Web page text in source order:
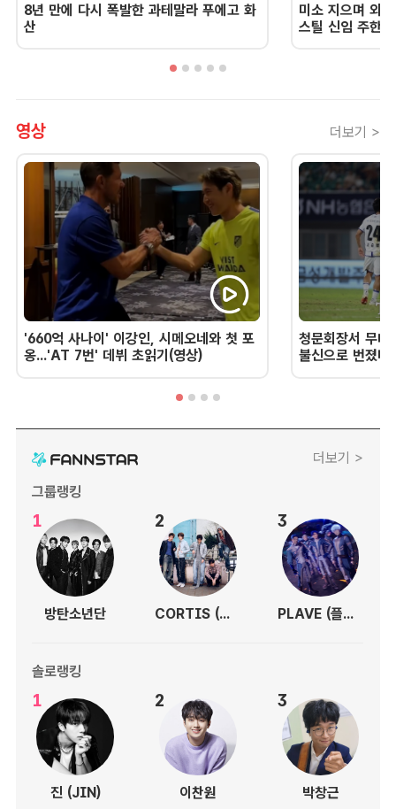
8년 만에 다시 폭발한 과테말라 푸에고 화
산
미소 지으며 외
스틸 신임 주한
영상 더보기 >
'660억 사나이' 이강인, 시메오네와 첫 포
옹...'AT 7번' 데뷔 초읽기(영상)
청문회장서 무너
불신으로 번졌
더보기 >
그룹랭킹
1
방탄소년단
2
CORTIS (코르티스)
3
PLAVE (플레이브)
솔로랭킹
1
진 (JIN)
2
이찬원
3
박창근